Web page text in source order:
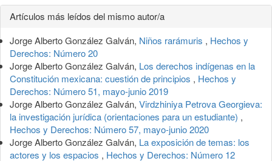
Detalles
del
artículo
Artículos más leídos del mismo autor/a
Jorge Alberto González Galván, Niños rarámuris , Hechos y
Derechos: Número 20
Jorge Alberto González Galván, Los derechos indígenas en la
Constitución mexicana: cuestión de principios , Hechos y
Derechos: Número 51, mayo-junio 2019
Jorge Alberto González Galván, Virdzhiniya Petrova Georgieva:
la investigación jurídica (orientaciones para un estudiante) ,
Hechos y Derechos: Número 57, mayo-junio 2020
Jorge Alberto González Galván, La exposición de temas: los
actores y los espacios , Hechos y Derechos: Número 12